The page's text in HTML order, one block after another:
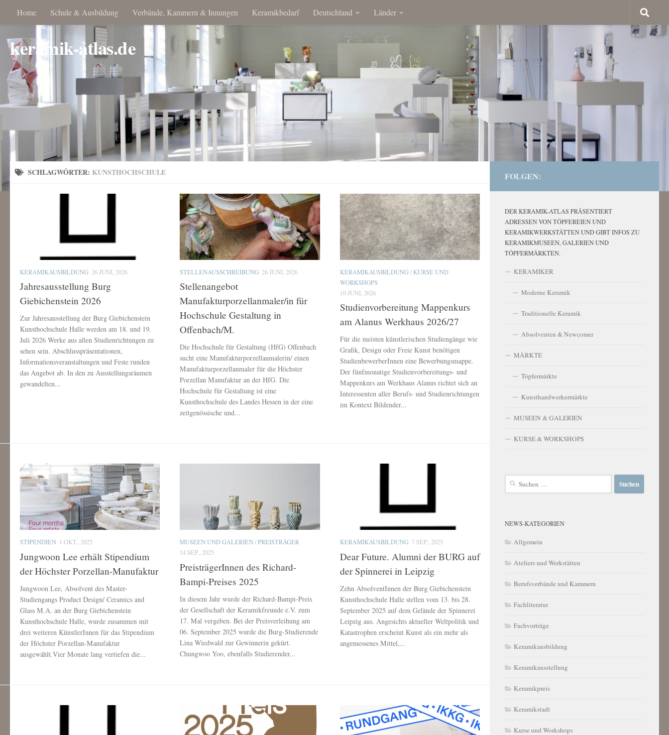
Home Schule & Ausbildung Verbände, Kammern & Innungen Keramikbedarf Deutschland Länder
keramik-atlas.de
SCHLAGWÖRTER: KUNSTHOCHSCHULE
KERAMIKAUSBILDUNG 26 JUNI, 2026
Jahresausstellung Burg
Giebichenstein 2026
Zur Jahresausstellung der Burg Giebichenstein
Kunsthochschule Halle werden am 18. und 19.
Juli 2026 Werke aus allen Studienrichtungen zu
sehen sein. Abschlusspräsentationen,
Informationsveranstaltungen und Feste runden
das Angebot ab. In den zu Ausstellungsräumen
gewandelten...
STELLENAUSSCHREIBUNG 26 JUNI, 2026
Stellenangebot
Manufakturporzellanmaler/in für
Hochschule Gestaltung in
Offenbach/M.
Die Hochschule für Gestaltung (HfG) Offenbach
sucht eine Manufakturporzellanmalerin/ einen
Manufakturporzellanmaler für die Höchster
Porzellan Manufaktur an der HfG. Die
Hochschule für Gestaltung ist eine
Kunsthochschule des Landes Hessen in der eine
zeitgenössische und...
KERAMIKAUSBILDUNG/KURSE UND
WORKSHOPS
10 JUNI, 2026
Studienvorbereitung Mappenkurs
am Alanus Werkhaus 2026/27
Für die meisten künstlerischen Studiengänge wie
Grafik, Design oder Freie Kunst benötigen
StudienbewerberInnen eine Bewerbungsmappe.
Der fünfmonatige Studienvorbereitungs- und
Mappenkurs am Werkhaus Alanus richtet sich an
Interessenten aller Berufs- und Studienrichtungen
im Kontext Bildender...
STIPENDIEN 1 OKT., 2025
Jungwoon Lee erhält Stipendium
der Höchster Porzellan-Manufaktur
Jungwoon Lee, Absolvent des Master-
Studiengangs Product Design/ Ceramics and
Glass M.A. an der Burg Giebichenstein
Kunsthochschule Halle, wurde zusammen mit
drei weiteren KünstlerInnen für das Stipendium
der Höchster Porzellan-Manufaktur
ausgewählt.Vier Monate lang vertiefen die...
MUSEEN UND GALERIEN/PREISTRÄGER
14 SEP., 2025
PreisträgerInnen des Richard-
Bampi-Preises 2025
In diesem Jahr wurde der Richard-Bampi-Preis
der Gesellschaft der Keramikfreunde e.V. zum
17. Mal vergeben. Bei der Preisverleihung am
06. September 2025 wurde die Burg-Studierende
Lina Wiedwald zur Gewinnerin gekürt.
Chungwoo Yoo, ebenfalls Studierender...
KERAMIKAUSBILDUNG 7 SEP., 2025
Dear Future. Alumni der BURG auf
der Spinnerei in Leipzig
Zehn AbsolventInnen der Burg Giebichenstein
Kunsthochschule Halle stellen vom 13. bis 28.
September 2025 auf dem Gelände der Spinnerei
Leipzig aus. Angesichts aktueller Weltpolitik und
Katastrophen erscheint Kunst als ein mehr als
angemessenes Mittel,...
FOLGEN:
DER KERAMIK-ATLAS PRÄSENTIERT
ADRESSEN VON TÖPFEREIEN UND
KERAMIKWERKSTÄTTEN UND GIBT INFOS ZU
KERAMIKMUSEEN, GALERIEN UND
TÖPFERMÄRKTEN.
KERAMIKER
Moderne Keramik
Traditionelle Keramik
Absolventen & Newcomer
MÄRKTE
Töpfermärkte
Kunsthandwerkermärkte
MUSEEN & GALERIEN
KURSE & WORKSHOPS
Suchen
NEWS-KATEGORIEN
Allgemein
Ateliers und Werkstätten
Berufsverbände und Kammern
Fachliteratur
Fachvorträge
Keramikausbildung
Keramikausstellung
Keramikpreis
Keramikstadt
Kurse und Workshops